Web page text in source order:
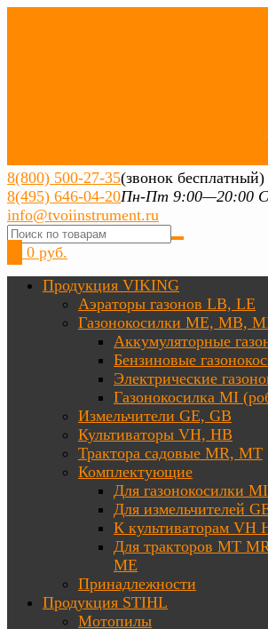
8(800) 500-27-35(звонок бесплатный)
8(495) 646-04-20Пн-Пт 9:00—20:00
info@tvoiinstrument.ru
0 руб.
Продукция VIKING
Аэраторы газонов LB, LE
Газонокосилки ME, MB,
Аккумуляторные
Бензиновые
Электрические
Газонокосилка MI
Измельчители GE, GB
Культиваторы VH, HB
Трактора садовые MR, MT
Комплектующие
Для газонокосилки
Для измельчителей
К культиваторам VH
Для тракторов МТ
ME
Принадлежности
Продукция STIHL
Мотопилы